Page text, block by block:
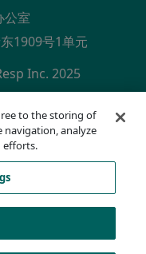
公室
1909号1单元
Inc. 2025
to the storing of
navigation, analyze
efforts.